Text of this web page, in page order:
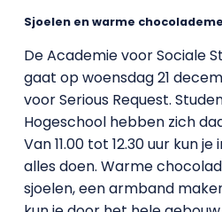
Sjoelen en warme
De Academie voor Sociale
gaat op woensdag 21
voor Serious Request.
Hogeschool hebben zich
Van 11.00 tot 12.30 uur kun
alles doen. Warme
sjoelen, een armband